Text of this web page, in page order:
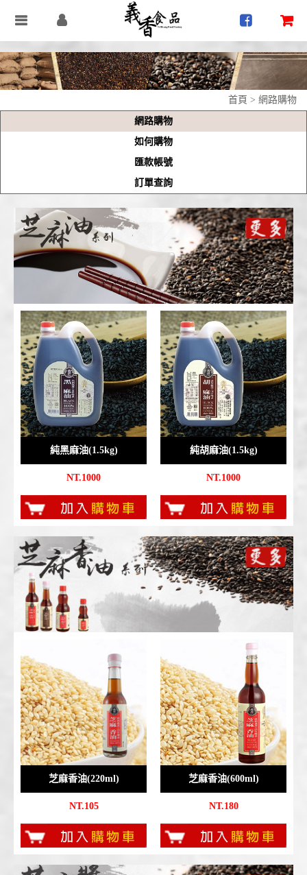
首頁 > 網路購物
網路購物
如何購物
匯款帳號
訂單查詢
純黑麻油(1.5kg)
NT.1000
純胡麻油(1.5kg)
NT.1000
芝麻香油(220ml)
NT.105
芝麻香油(600ml)
NT.180